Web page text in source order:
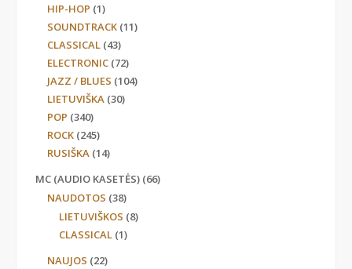
HIP-HOP (1)
SOUNDTRACK (11)
CLASSICAL (43)
ELECTRONIC (72)
JAZZ / BLUES (104)
LIETUVIŠKA (30)
POP (340)
ROCK (245)
RUSIŠKA (14)
MC (AUDIO KASETĖS) (66)
NAUDOTOS (38)
LIETUVIŠKOS (8)
CLASSICAL (1)
NAUJOS (22)